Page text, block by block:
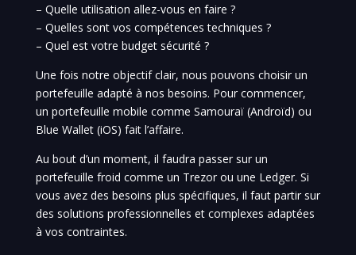
– Quelle utilisation allez-vous en faire ?
– Quelles sont vos compétences techniques ?
– Quel est votre budget sécurité ?
Une fois notre objectif clair, nous pouvons choisir un
portefeuille adapté à nos besoins. Pour commencer,
un portefeuille mobile comme Samouraï (Androïd) ou
Blue Wallet (iOS) fait l’affaire.
Au bout d’un moment, il faudra passer sur un
portefeuille froid comme un Trezor ou une Ledger. Si
vous avez des besoins plus spécifiques, il faut partir sur
des solutions professionnelles et complexes adaptées
à vos contraintes.